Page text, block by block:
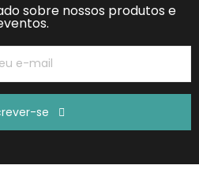
sobre nossos produtos e
se